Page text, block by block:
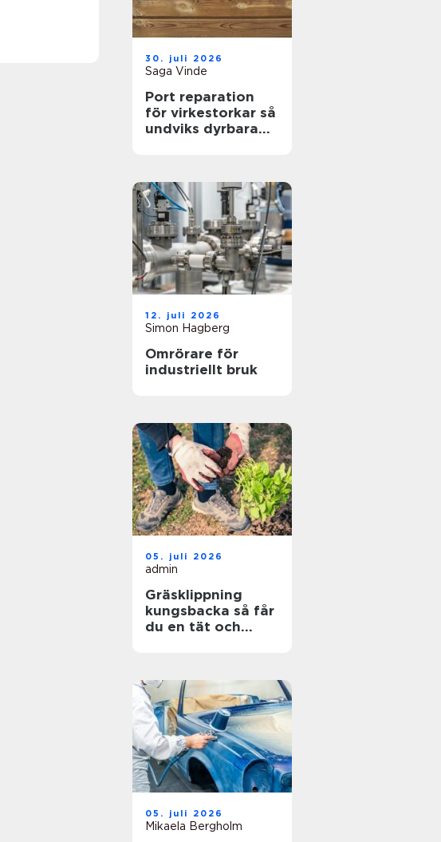
30. juli 2026
Saga Vinde
Port reparation
för virkestorkar så
undviks dyrbara
12. juli 2026
Simon Hagberg
Omrörare för
industriellt bruk
05. juli 2026
admin
Gräsklippning
kungsbacka så får
du en tät och
05. juli 2026
Mikaela Bergholm